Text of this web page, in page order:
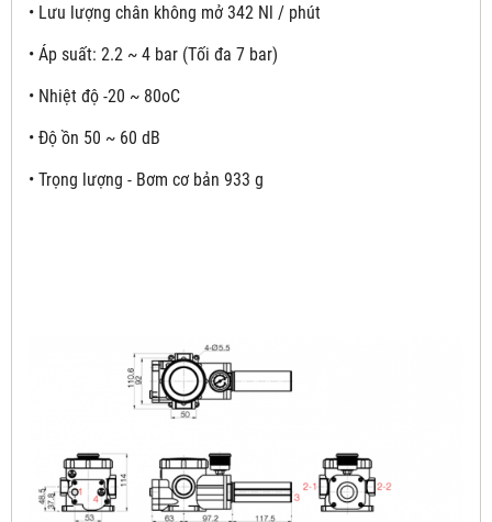
• Lưu lượng chân không mở 342 Nl / phút
• Áp suất: 2.2 ~ 4 bar (Tối đa 7 bar)
• Nhiệt độ -20 ~ 80oC
• Độ ồn 50 ~ 60 dB
• Trọng lượng - Bơm cơ bản 933 g